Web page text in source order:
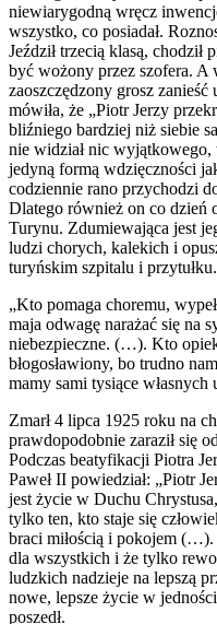
niewiarygodną wręcz
wszystko, co posiadał.
Jeździł trzecią klasą, chodził
być wożony przez szofera. A
zaoszczędzony grosz
mówiła, że „Piotr Jerzy
bliźniego bardziej niż siebie
nie widział nic wyjątkowego,
jedyną formą wdzięczności
codziennie rano przychodzi
Dlatego również on co dzień
Turynu. Zdumiewająca jest
ludzi chorych, kalekich i
turyńskim szpitalu i przytułku.
„Kto pomaga choremu,
maja odwagę narażać się na
niebezpieczne. (…). Kto
błogosławiony, bo trudno
mamy sami tysiące
Zmarł 4 lipca 1925 roku na
prawdopodobnie zaraził się
Podczas beatyfikacji Piotra
Paweł II powiedział: „Piotr
jest życie w Duchu
tylko ten, kto staje się
braci miłością i pokojem (…).
dla wszystkich i że tylko
ludzkich nadzieje na lepszą
nowe, lepsze życie w
poszedł.